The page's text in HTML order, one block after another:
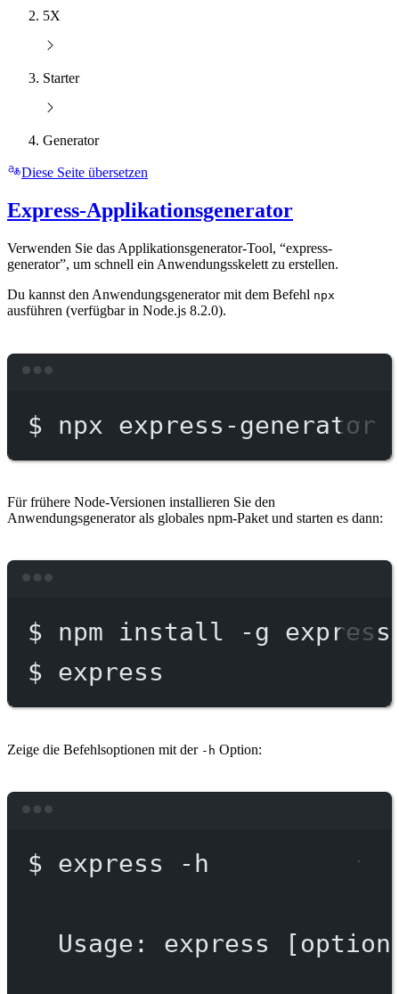
5X
Starter
Generator
Diese Seite übersetzen
Express-Applikationsgenerator
Verwenden Sie das Applikationsgenerator-Tool, “express-
generator”, um schnell ein Anwendungsskelett zu erstellen.
Du kannst den Anwendungsgenerator mit dem Befehl npx
ausführen (verfügbar in Node.js 8.2.0).
$ npx express-generator
Für frühere Node-Versionen installieren Sie den
Anwendungsgenerator als globales npm-Paket und starten es dann:
$ npm install -g
$ express
Zeige die Befehlsoptionen mit der -h Option:
$ express -h
Usage: express